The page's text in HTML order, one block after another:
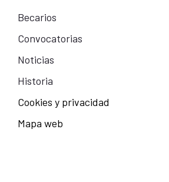
Becarios
Convocatorias
Noticias
Historia
Cookies y privacidad
Mapa web